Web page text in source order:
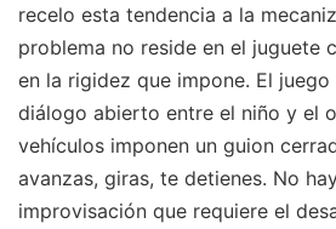
recelo esta tendencia a la
problema no reside en el juguete
en la rigidez que impone. El
diálogo abierto entre el niño y el
vehículos imponen un guion
avanzas, giras, te detienes. No
improvisación que requiere el